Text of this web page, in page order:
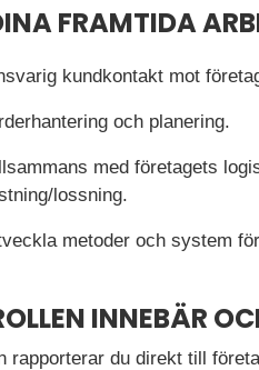
FRAMTIDA
kundkontakt mot
och planering.
med företagets
lossning.
metoder och system
INNEBÄR
rapporterar du direkt till